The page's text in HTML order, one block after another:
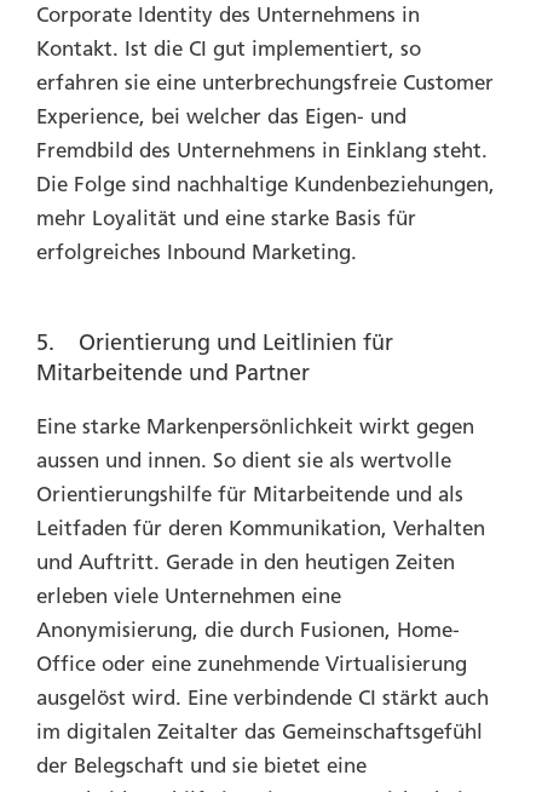
Corporate Identity des Unternehmens in
Kontakt. Ist die CI gut implementiert, so
erfahren sie eine unterbrechungsfreie Customer
Experience, bei welcher das Eigen- und
Fremdbild des Unternehmens in Einklang steht.
Die Folge sind nachhaltige Kundenbeziehungen,
mehr Loyalität und eine starke Basis für
erfolgreiches Inbound Marketing.
5. Orientierung und Leitlinien für
Mitarbeitende und Partner
Eine starke Markenpersönlichkeit wirkt gegen
aussen und innen. So dient sie als wertvolle
Orientierungshilfe für Mitarbeitende und als
Leitfaden für deren Kommunikation, Verhalten
und Auftritt. Gerade in den heutigen Zeiten
erleben viele Unternehmen eine
Anonymisierung, die durch Fusionen, Home-
Office oder eine zunehmende Virtualisierung
ausgelöst wird. Eine verbindende CI stärkt auch
im digitalen Zeitalter das Gemeinschaftsgefühl
der Belegschaft und sie bietet eine